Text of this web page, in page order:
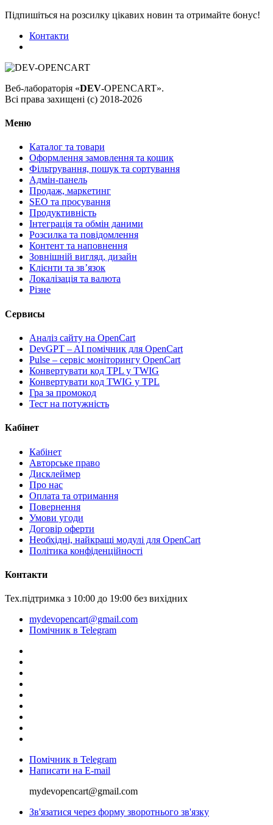
Підпишіться на розсилку цікавих новин та отримайте бонус!
Контакти
Веб-лабораторія «DEV-OPENCART».
Всі права захищені (с) 2018-2026
Меню
Каталог та товари
Оформлення замовлення та кошик
Фільтрування, пошук та сортування
Адмін-панель
Продаж, маркетинг
SEO та просування
Продуктивність
Інтеграція та обмін даними
Розсилка та повідомлення
Контент та наповнення
Зовнішній вигляд, дизайн
Клієнти та звʼязок
Локалізація та валюта
Різне
Сервисы
Аналіз сайту на OpenCart
DevGPT – AI помічник для OpenCart
Pulse – сервіс моніторингу OpenCart
Конвертувати код TPL у TWIG
Конвертувати код TWIG у TPL
Гра за промокод
Тест на потужність
Кабінет
Кабінет
Авторське право
Дисклеймер
Про нас
Оплата та отримання
Повернення
Умови угоди
Договір оферти
Необхідні, найкращі модулі для OpenCart
Політика конфіденційності
Контакти
Тех.підтримка з 10:00 до 19:00 без вихідних
mydevopencart@gmail.com
Помічник в Telegram
Помічник в Telegram
Написати на E-mail
mydevopencart@gmail.com
Зв'язатися через форму зворотнього зв'язку